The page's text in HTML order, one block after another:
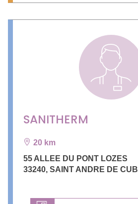
SANITHERM
20 km
55 ALLEE DU PONT LOZES
33240, SAINT ANDRE DE